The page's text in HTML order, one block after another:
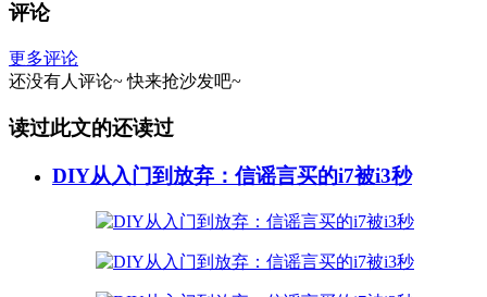
评论
更多评论
还没有人评论~ 快来抢沙发吧~
读过此文的还读过
DIY从入门到放弃：信谣言买的i7被i3秒